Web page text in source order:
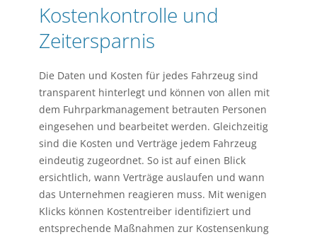
Kostenkontrolle und
Zeitersparnis
Die Daten und Kosten für jedes Fahrzeug sind
transparent hinterlegt und können von allen mit
dem Fuhrparkmanagement betrauten Personen
eingesehen und bearbeitet werden. Gleichzeitig
sind die Kosten und Verträge jedem Fahrzeug
eindeutig zugeordnet. So ist auf einen Blick
ersichtlich, wann Verträge auslaufen und wann
das Unternehmen reagieren muss. Mit wenigen
Klicks können Kostentreiber identifiziert und
entsprechende Maßnahmen zur Kostensenkung